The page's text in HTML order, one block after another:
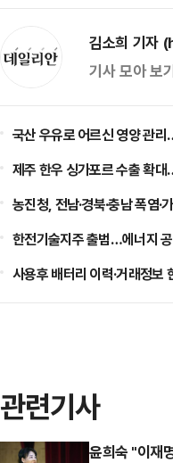
김소희 기자
기사 모아 보
국산 우유로 어르신 영양 관
제주 한우 싱가포르 수출 확대
농진청, 전남·경북·충남 폭염·
한전기술지주 출범…에너지
사용후 배터리 이력·거래정
관련기사
윤희숙 "이재